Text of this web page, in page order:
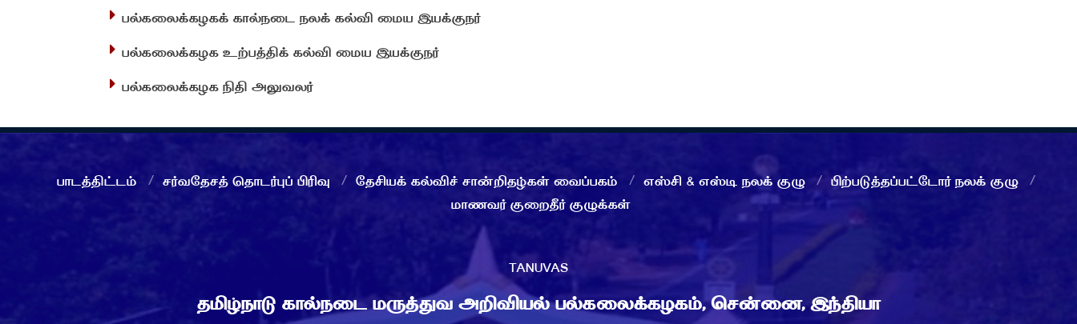
பல்கலைக்கழகக் கால்நடை நலக் கல்வி மைய இயக்குநர்
பல்கலைக்கழக உற்பத்திக் கல்வி மைய இயக்குநர்
பல்கலைக்கழக நிதி அலுவலர்
பாடத்திட்டம் சர்வதேசத் தொடர்புப் பிரிவு தேசியக் கல்விச் சான்றிதழ்கள் வைப்பகம் எஸ்சி & எஸ்டி நலக் குழு
பிற்படுத்தப்பட்டோர் நலக் குழு
மாணவர் குறைதீர் குழுக்கள்
TANUVAS
தமிழ்நாடு கால்நடை மருத்துவ அறிவியல் பல்கலைக்கழகம், சென்னை, இந்தியா